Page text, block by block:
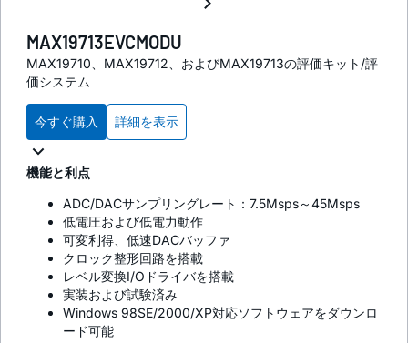
MAX19713EVCMODU
MAX19710、MAX19712、およびMAX19713の評価キット/評
価システム
今すぐ購入 詳細を表示
機能と利点
ADC/DACサンプリングレート：7.5Msps～45Msps
低電圧および低電力動作
可変利得、低速DACバッファ
クロック整形回路を搭載
レベル変換I/Oドライバを搭載
実装および試験済み
Windows 98SE/2000/XP対応ソフトウェアをダウンロ
ード可能